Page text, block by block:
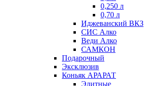
0,250 л
0,70 л
Иджеванский ВКЗ
СИС Алко
Веди Алко
САМКОН
Подарочный
Эксклюзив
Коньяк АРАРАТ
Элитные